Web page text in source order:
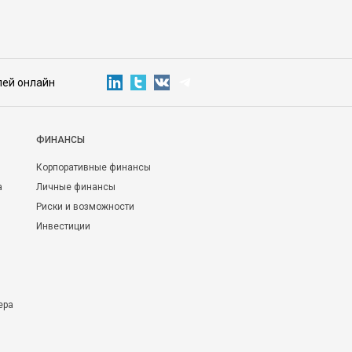
онлайн
ФИНАНСЫ
Корпоративные финансы
Личные финансы
Риски и возможности
Инвестиции